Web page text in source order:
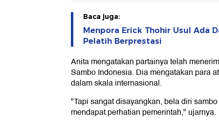
Baca juga:
Menpora Erick Thohir Usul Ada
Pelatih Berprestasi
Anita mengatakan partainya telah
Sambo Indonesia. Dia mengatakan para
dalam skala internasional.
"Tapi sangat disayangkan, bela diri
mendapat perhatian pemerintah," ujarnya.